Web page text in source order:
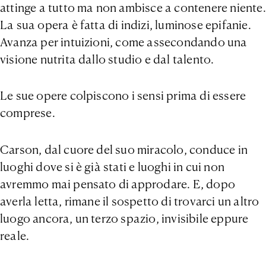
attinge a tutto ma non ambisce a contenere niente.
La sua opera è fatta di indizi, luminose epifanie.
Avanza per intuizioni, come assecondando una
visione nutrita dallo studio e dal talento.
Le sue opere colpiscono i sensi prima di essere
comprese.
Carson, dal cuore del suo miracolo, conduce in
luoghi dove si è già stati e luoghi in cui non
avremmo mai pensato di approdare. E, dopo
averla letta, rimane il sospetto di trovarci un altro
luogo ancora, un terzo spazio, invisibile eppure
reale.